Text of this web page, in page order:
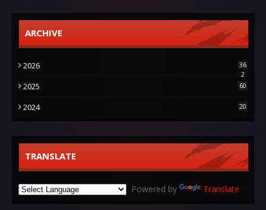
ARCHIVE
2026
36
2
2025 60
2024 20
TRANSLATE
Powered by Translate